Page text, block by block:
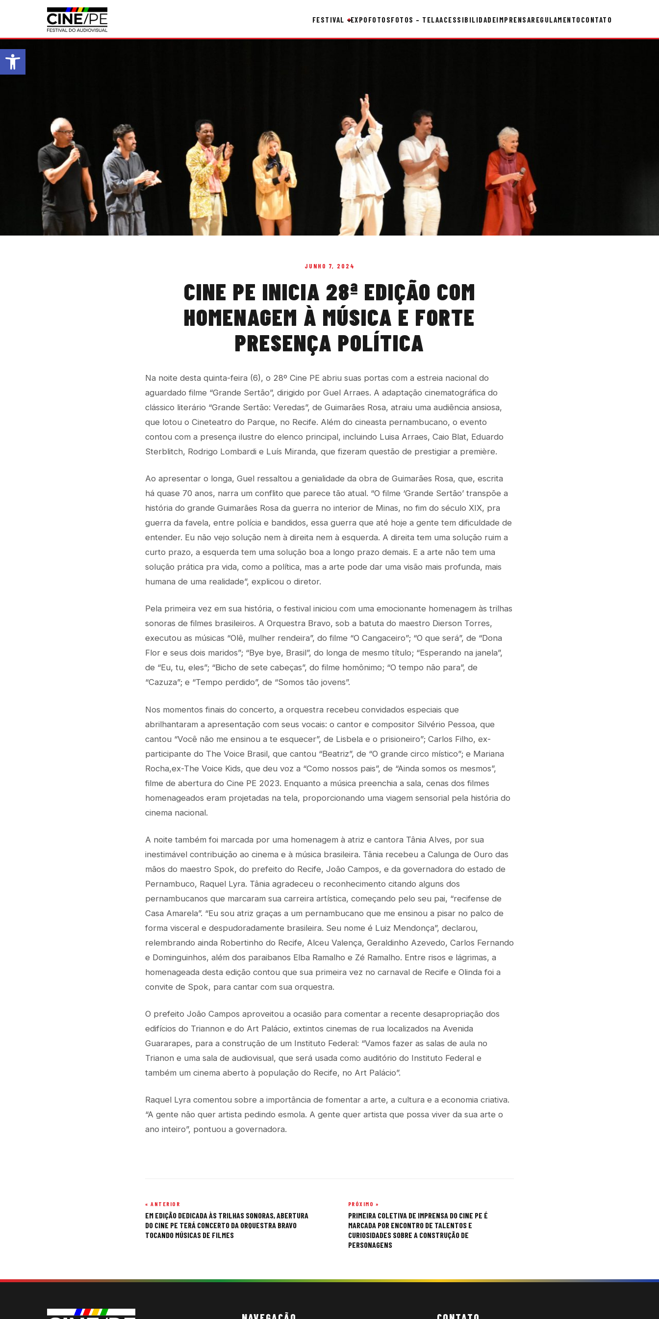
Abrir a barra de ferramentas
FESTIVAL EXPOFOTOSFOTOS – TELAACESSIBILIDADEIMPRENSAREGULAMENTOCONTATO
JUNHO 7, 2024
CINE PE INICIA 28ª EDIÇÃO COM
HOMENAGEM À MÚSICA E FORTE
PRESENÇA POLÍTICA
Na noite desta quinta-feira (6), o 28º Cine PE abriu suas portas com a estreia nacional do
aguardado filme “Grande Sertão”, dirigido por Guel Arraes. A adaptação cinematográfica do
clássico literário “Grande Sertão: Veredas”, de Guimarães Rosa, atraiu uma audiência ansiosa,
que lotou o Cineteatro do Parque, no Recife. Além do cineasta pernambucano, o evento
contou com a presença ilustre do elenco principal, incluindo Luisa Arraes, Caio Blat, Eduardo
Sterblitch, Rodrigo Lombardi e Luís Miranda, que fizeram questão de prestigiar a première.
Ao apresentar o longa, Guel ressaltou a genialidade da obra de Guimarães Rosa, que, escrita
há quase 70 anos, narra um conflito que parece tão atual. “O filme ‘Grande Sertão’ transpõe a
história do grande Guimarães Rosa da guerra no interior de Minas, no fim do século XIX, pra
guerra da favela, entre polícia e bandidos, essa guerra que até hoje a gente tem dificuldade de
entender. Eu não vejo solução nem à direita nem à esquerda. A direita tem uma solução ruim a
curto prazo, a esquerda tem uma solução boa a longo prazo demais. E a arte não tem uma
solução prática pra vida, como a política, mas a arte pode dar uma visão mais profunda, mais
humana de uma realidade”, explicou o diretor.
Pela primeira vez em sua história, o festival iniciou com uma emocionante homenagem às trilhas
sonoras de filmes brasileiros. A Orquestra Bravo, sob a batuta do maestro Dierson Torres,
executou as músicas “Olê, mulher rendeira”, do filme “O Cangaceiro”; “O que será”, de “Dona
Flor e seus dois maridos”; “Bye bye, Brasil”, do longa de mesmo título; “Esperando na janela”,
de “Eu, tu, eles”; “Bicho de sete cabeças”, do filme homônimo; “O tempo não para”, de
“Cazuza”; e “Tempo perdido”, de “Somos tão jovens”.
Nos momentos finais do concerto, a orquestra recebeu convidados especiais que
abrilhantaram a apresentação com seus vocais: o cantor e compositor Silvério Pessoa, que
cantou “Você não me ensinou a te esquecer”, de Lisbela e o prisioneiro”; Carlos Filho, ex-
participante do The Voice Brasil, que cantou “Beatriz”, de “O grande circo místico”; e Mariana
Rocha,ex-The Voice Kids, que deu voz a “Como nossos pais”, de “Ainda somos os mesmos”,
filme de abertura do Cine PE 2023. Enquanto a música preenchia a sala, cenas dos filmes
homenageados eram projetadas na tela, proporcionando uma viagem sensorial pela história do
cinema nacional.
A noite também foi marcada por uma homenagem à atriz e cantora Tânia Alves, por sua
inestimável contribuição ao cinema e à música brasileira. Tânia recebeu a Calunga de Ouro das
mãos do maestro Spok, do prefeito do Recife, João Campos, e da governadora do estado de
Pernambuco, Raquel Lyra. Tânia agradeceu o reconhecimento citando alguns dos
pernambucanos que marcaram sua carreira artística, começando pelo seu pai, “recifense de
Casa Amarela”. “Eu sou atriz graças a um pernambucano que me ensinou a pisar no palco de
forma visceral e despudoradamente brasileira. Seu nome é Luiz Mendonça”, declarou,
relembrando ainda Robertinho do Recife, Alceu Valença, Geraldinho Azevedo, Carlos Fernando
e Dominguinhos, além dos paraibanos Elba Ramalho e Zé Ramalho. Entre risos e lágrimas, a
homenageada desta edição contou que sua primeira vez no carnaval de Recife e Olinda foi a
convite de Spok, para cantar com sua orquestra.
O prefeito João Campos aproveitou a ocasião para comentar a recente desapropriação dos
edifícios do Triannon e do Art Palácio, extintos cinemas de rua localizados na Avenida
Guararapes, para a construção de um Instituto Federal: “Vamos fazer as salas de aula no
Trianon e uma sala de audiovisual, que será usada como auditório do Instituto Federal e
também um cinema aberto à população do Recife, no Art Palácio”.
Raquel Lyra comentou sobre a importância de fomentar a arte, a cultura e a economia criativa.
“A gente não quer artista pedindo esmola. A gente quer artista que possa viver da sua arte o
ano inteiro”, pontuou a governadora.
Navegação
de
« ANTERIOR
EM EDIÇÃO DEDICADA ÀS TRILHAS SONORAS, ABERTURA
DO CINE PE TERÁ CONCERTO DA ORQUESTRA BRAVO
TOCANDO MÚSICAS DE FILMES
PRÓXIMO »
PRIMEIRA COLETIVA DE IMPRENSA DO CINE PE É
MARCADA POR ENCONTRO DE TALENTOS E
CURIOSIDADES SOBRE A CONSTRUÇÃO DE
PERSONAGENS